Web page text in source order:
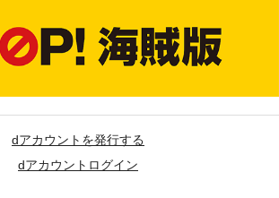
dアカウントを発行する
dアカウントログイン